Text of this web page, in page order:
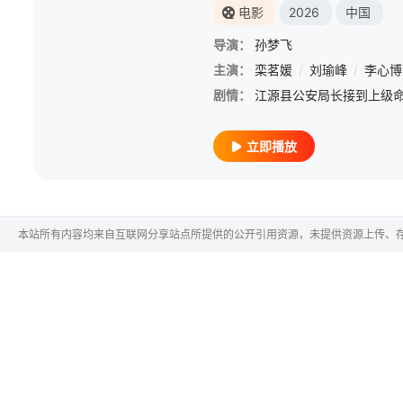
电影 2026 中国
导演：
孙梦飞
主演：
栾茗媛 / 刘瑜峰 / 李心博
剧情：
立即播放
本站所有内容均来自互联网分享站点所提供的公开引用资源，未提供资源上传、